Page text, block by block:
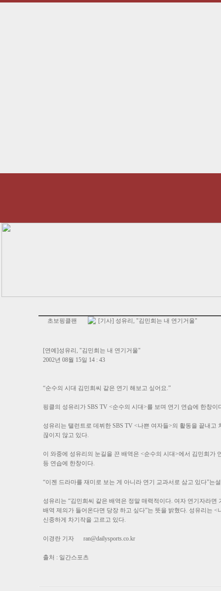
초보핑클팬 [기사] 성유리, "김민희는 내 연기거울"
[연예]성유리, "김민희는 내 연기거울"
2002년 08월 15일 14 : 43
“순수의 시대 김민희씨 같은 연기 해보고 싶어요.”
핑클의 성유리가 SBS TV <순수의 시대>를 보며 연기 연습에 한창이
성유리는 탤런트로 데뷔한 SBS TV <나쁜 여자들>의 활동을 끝내
끊이지 않고 있다.
이 와중에 성유리의 눈길을 끈 배역은 <순수의 시대>에서 김민희가
등 연습에 한창이다.
“이젠 드라마를 재미로 보는 게 아니라 연기 교과서로 삼고 있다”는
성유리는 “김민희씨 같은 배역은 정말 매력적이다. 여자 연기자라
배역 제의가 들어온다면 당장 하고 싶다”는 뜻을 밝혔다. 성유리는
신중하게 차기작을 고르고 있다.
이경란 기자 ran@dailysports.co.kr
출처 : 일간스포츠